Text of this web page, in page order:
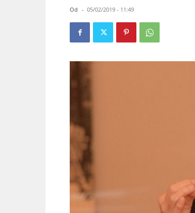
Od - 05/02/2019 - 11:49